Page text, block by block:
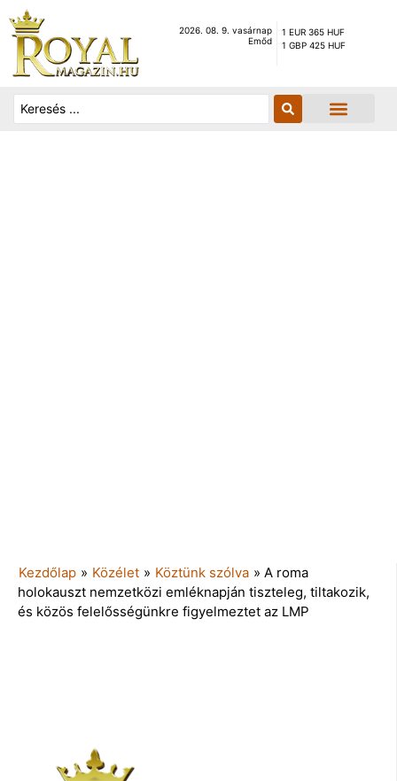
2026. 08. 9. vasárnap
Emőd
1 EUR 365 HUF
1 GBP 425 HUF
Kezdőlap » Közélet » Köztünk szólva » A roma
holokauszt nemzetközi emléknapján tiszteleg, tiltakozik,
és közös felelősségünkre figyelmeztet az LMP